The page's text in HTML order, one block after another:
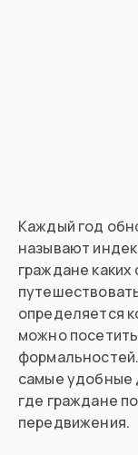
Каждый год
называют
граждане
определяется
можно
самые удобные
где граждане
передвижения.